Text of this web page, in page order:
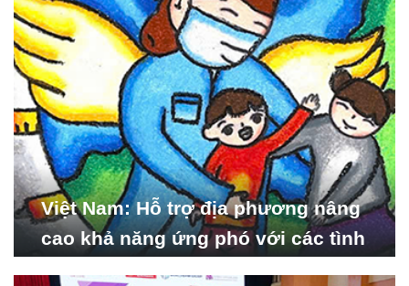
Việt Nam: Hỗ trợ địa phương nâng
cao khả năng ứng phó với các tình